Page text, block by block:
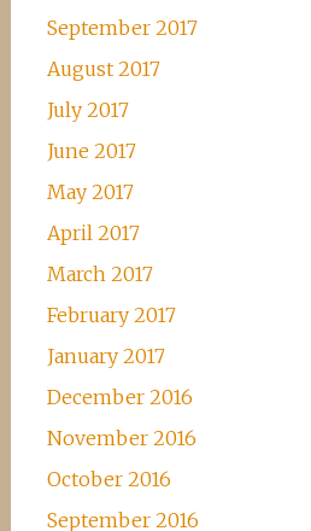
September 2017
August 2017
July 2017
June 2017
May 2017
April 2017
March 2017
February 2017
January 2017
December 2016
November 2016
October 2016
September 2016